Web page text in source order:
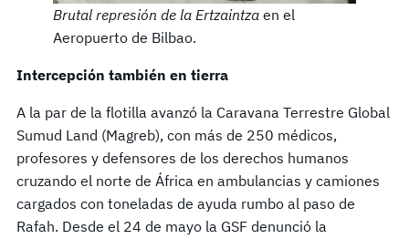
Brutal represión de la Ertzaintza en el
Aeropuerto de Bilbao.
Intercepción también en tierra
A la par de la flotilla avanzó la Caravana Terrestre Global
Sumud Land (Magreb), con más de 250 médicos,
profesores y defensores de los derechos humanos
cruzando el norte de África en ambulancias y camiones
cargados con toneladas de ayuda rumbo al paso de
Rafah. Desde el 24 de mayo la GSF denunció la